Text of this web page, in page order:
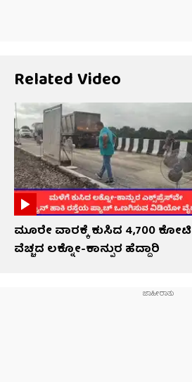
Related Video
ಮೂರೇ ವಾರಕ್ಕೆ ಕುಸಿದ 4,700 ಕೋಟಿ
ವೆಚ್ಚದ ಲಕ್ನೋ-ಕಾನ್ಪುರ ಹೆದ್ದಾರಿ